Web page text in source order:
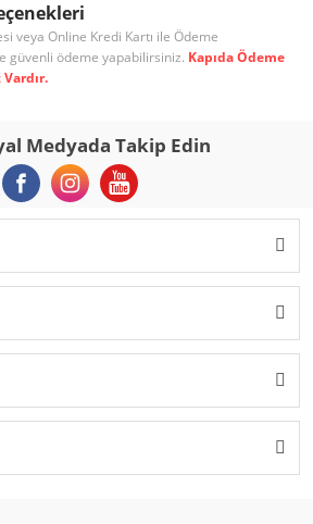
veya Online Kredi Kartı ile Ödeme
güvenli ödeme yapabilirsiniz. Kapıda Ödeme
Medyada Takip Edin